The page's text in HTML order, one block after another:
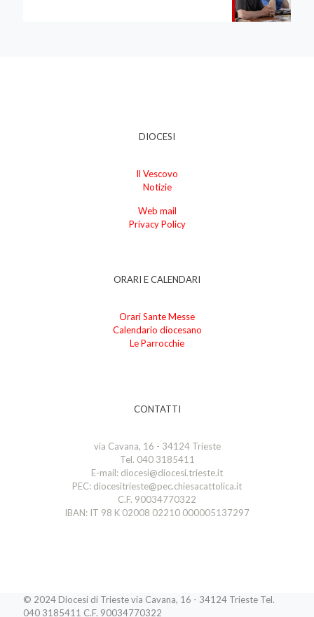
DIOCESI
Il Vescovo
Notizie
Web mail
Privacy Policy
ORARI E CALENDARI
Orari Sante Messe
Calendario diocesano
Le Parrocchie
CONTATTI
via Cavana, 16 - 34124 Trieste
Tel. 040 3185411
E-mail: diocesi@diocesi.trieste.it
PEC: diocesitrieste@pec.chiesacattolica.it
C.F. 90034770322
IBAN: IT 98 K 02008 02210 000005137297
© 2024 Diocesi di Trieste via Cavana, 16 - 34124 Trieste Tel.
040 3185411 C.F. 90034770322